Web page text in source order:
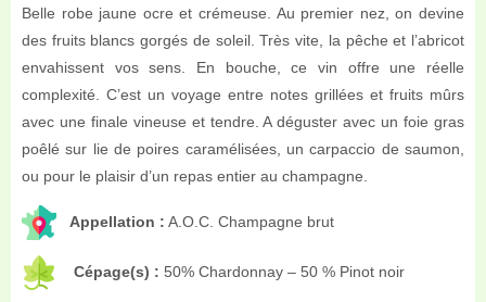
Belle robe jaune ocre et crémeuse. Au premier nez, on devine
des fruits blancs gorgés de soleil. Très vite, la pêche et l’abricot
envahissent vos sens. En bouche, ce vin offre une réelle
complexité. C’est un voyage entre notes grillées et fruits mûrs
avec une finale vineuse et tendre. A déguster avec un foie gras
poêlé sur lie de poires caramélisées, un carpaccio de saumon,
ou pour le plaisir d’un repas entier au champagne.
Appellation : A.O.C. Champagne brut
Cépage(s) : 50% Chardonnay – 50 % Pinot noir